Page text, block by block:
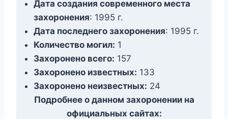
Дата создания современного места
захоронения: 1995 г.
Дата последнего захоронения: 1995 г.
Количество могил: 1
Захоронено всего: 157
Захоронено известных: 133
Захоронено неизвестных: 24
Подробнее о данном захоронении на
официальных сайтах: